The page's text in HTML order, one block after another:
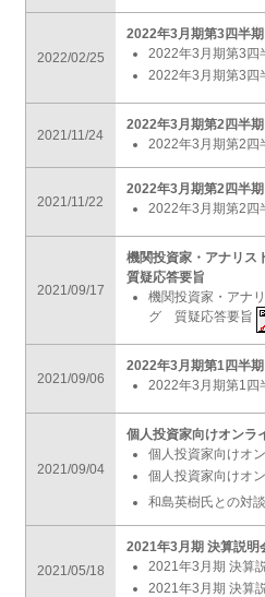
2022/02/25
2022年3月期第3四半
2022年3月期第3四
2022年3月期第3四
2021/11/24
2022年3月期第2四半
2022年3月期第2四
2021/11/22
2022年3月期第2四半
2022年3月期第2四
2021/09/17
機関投資家・アナリス
質疑応答要旨
機関投資家・アナ
グ 質疑応答要旨
2021/09/06
2022年3月期第1四半
2022年3月期第1四
2021/09/04
個人投資家向けオンラ
個人投資家向けオ
個人投資家向けオ
和島英樹氏との対
2021/05/18
2021年3月期 決算説明
2021年3月期 決算
2021年3月期 決算